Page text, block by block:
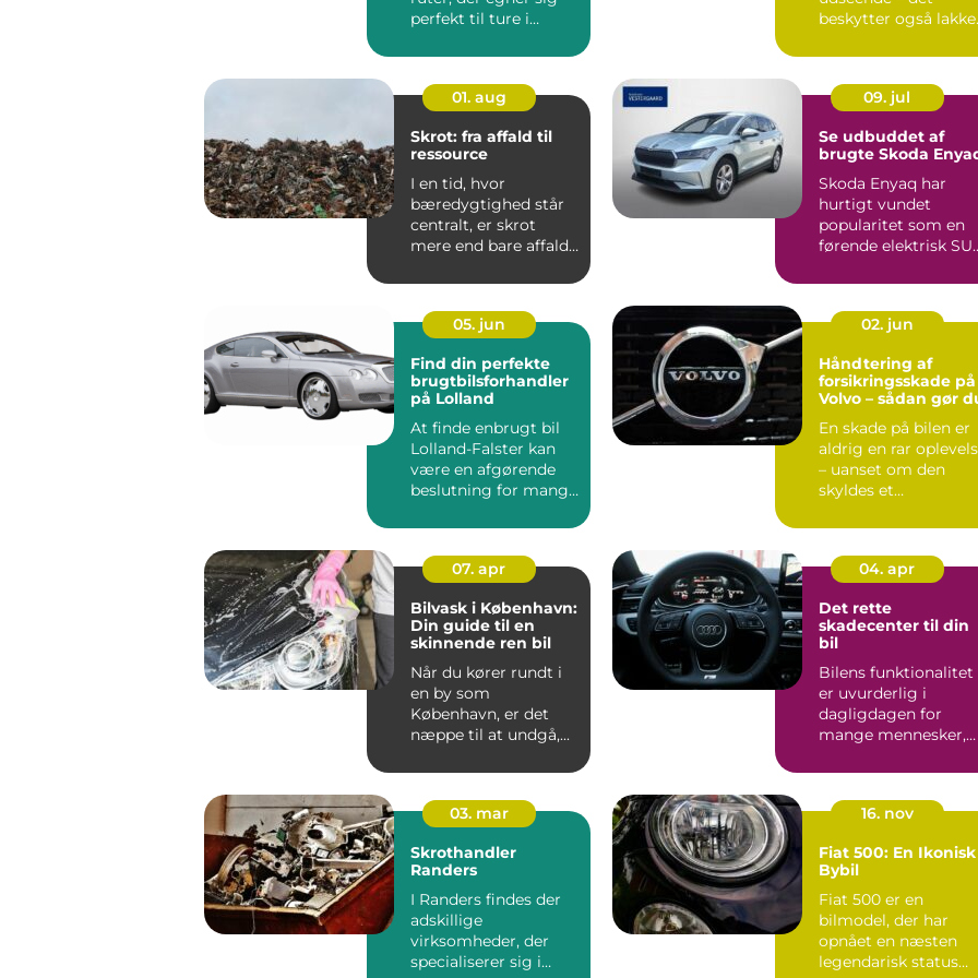
perfekt til ture i
beskytter også
01. aug
Skrot: fra affald til
ressource
I en tid, hvor
bæredygtighed står
centralt, er skrot
mere end bare affald.
09. jul
Se udbuddet af
brugte Skoda
Skoda Enyaq har
hurtigt vundet
popularitet som en
førende elektrisk
avanc...
05. jun
Find din perfekte
brugtbilsforhandler
på Lolland
At finde enbrugt bil
Lolland-Falster kan
være en afgørende
beslutning for mange
02. jun
Håndtering af
forsikringsskade på
Volvo – sådan gør
En skade på bilen er
aldrig en rar
– uanset om den
skyldes et
07. apr
Bilvask i København:
Din guide til en
skinnende ren bil
Når du kører rundt i
en by som
København, er det
næppe til at undgå,...
04. apr
Det rette
skadecenter til din
bil
Bilens funktionalitet
er uvurderlig i
dagligdagen for
mange mennesker,
pendlin...
03. mar
Skrothandler
Randers
I Randers findes der
adskillige
virksomheder, der
specialiserer sig i
16. nov
Fiat 500: En Ikonisk
Bybil
Fiat 500 er en
bilmodel, der har
opnået en næsten
legendarisk status